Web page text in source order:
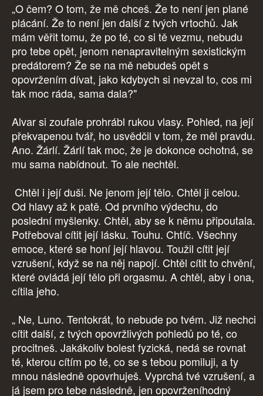
„O čem? O tom, že mě chceš. Že to není jen plané
plácání. Že to není jen další z tvých vrtochů. Jak
mám věřit tomu, že po té, co si tě vezmu, nebudu
pro tebe opět, jenom nenapravitelným sexistickým
predátorem? Že se na mě nebudeš opět s
opovržením dívat, jako kdybych si nevzal to, cos mi
tak moc ráda, sama dala?"
Alvar si zoufale prohrábl rukou vlasy. Pohled, na její
překvapenou tvář, ho usvědčil v tom, že měl pravdu.
Ano. Žárlí. Žárlí tak moc, že je dokonce ochotná, se
mu sama nabídnout. To ale nechtěl.
Chtěl i její duši. Ne jenom její tělo. Chtěl ji celou.
Od hlavy až k patě. Od prvního výdechu, do
poslední myšlenky. Chtěl, aby se k němu připoutala.
Potřeboval cítit její lásku. Touhu. Chtíč. Všechny
emoce, které se honí její hlavou. Toužil cítit její
vzrušení, když se na něj napojí. Chtěl cítit to chvění,
které ovládá její tělo při orgasmu. A chtěl, aby i ona,
cítila jeho.
„ Ne, Luno. Tentokrát, to nebude po tvém. Již nechci
cítit další, z tvých opovržlivých pohledů po té, co
procitneš. Jakákoliv bolest fyzická, nedá se rovnat
té, kterou cítím po té, co se s tebou pomiluji, a ty
mnou následně opovrhuješ. Vyprchá tvé vzrušení, a
já jsem pro tebe následně, jen opovrženíhodný